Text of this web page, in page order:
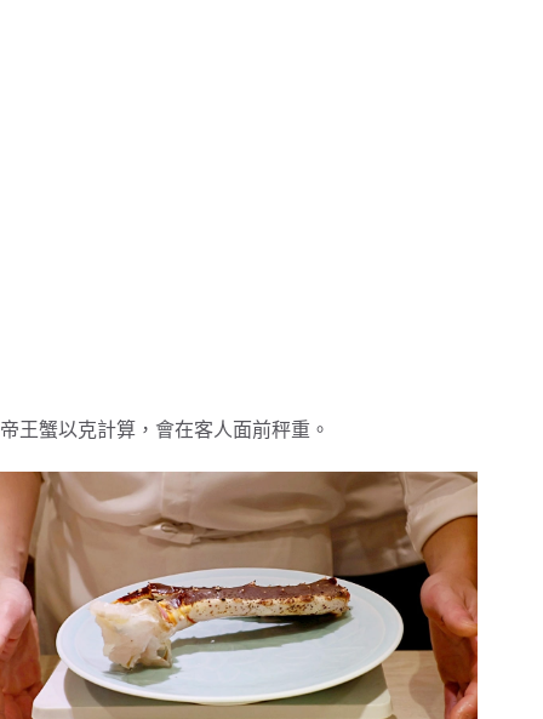
帝王蟹以克計算，會在客人面前秤重。